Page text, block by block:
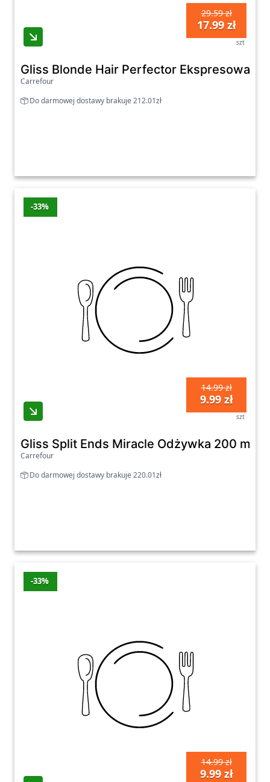
29.59 zł
17.99 zł
szt
Gliss Blonde Hair Perfector Ekspresowa
Carrefour
Do darmowej dostawy brakuje 212.01zł
-33%
14.99 zł
9.99 zł
szt
Gliss Split Ends Miracle Odżywka 200 ml
Carrefour
Do darmowej dostawy brakuje 220.01zł
-33%
14.99 zł
9.99 zł